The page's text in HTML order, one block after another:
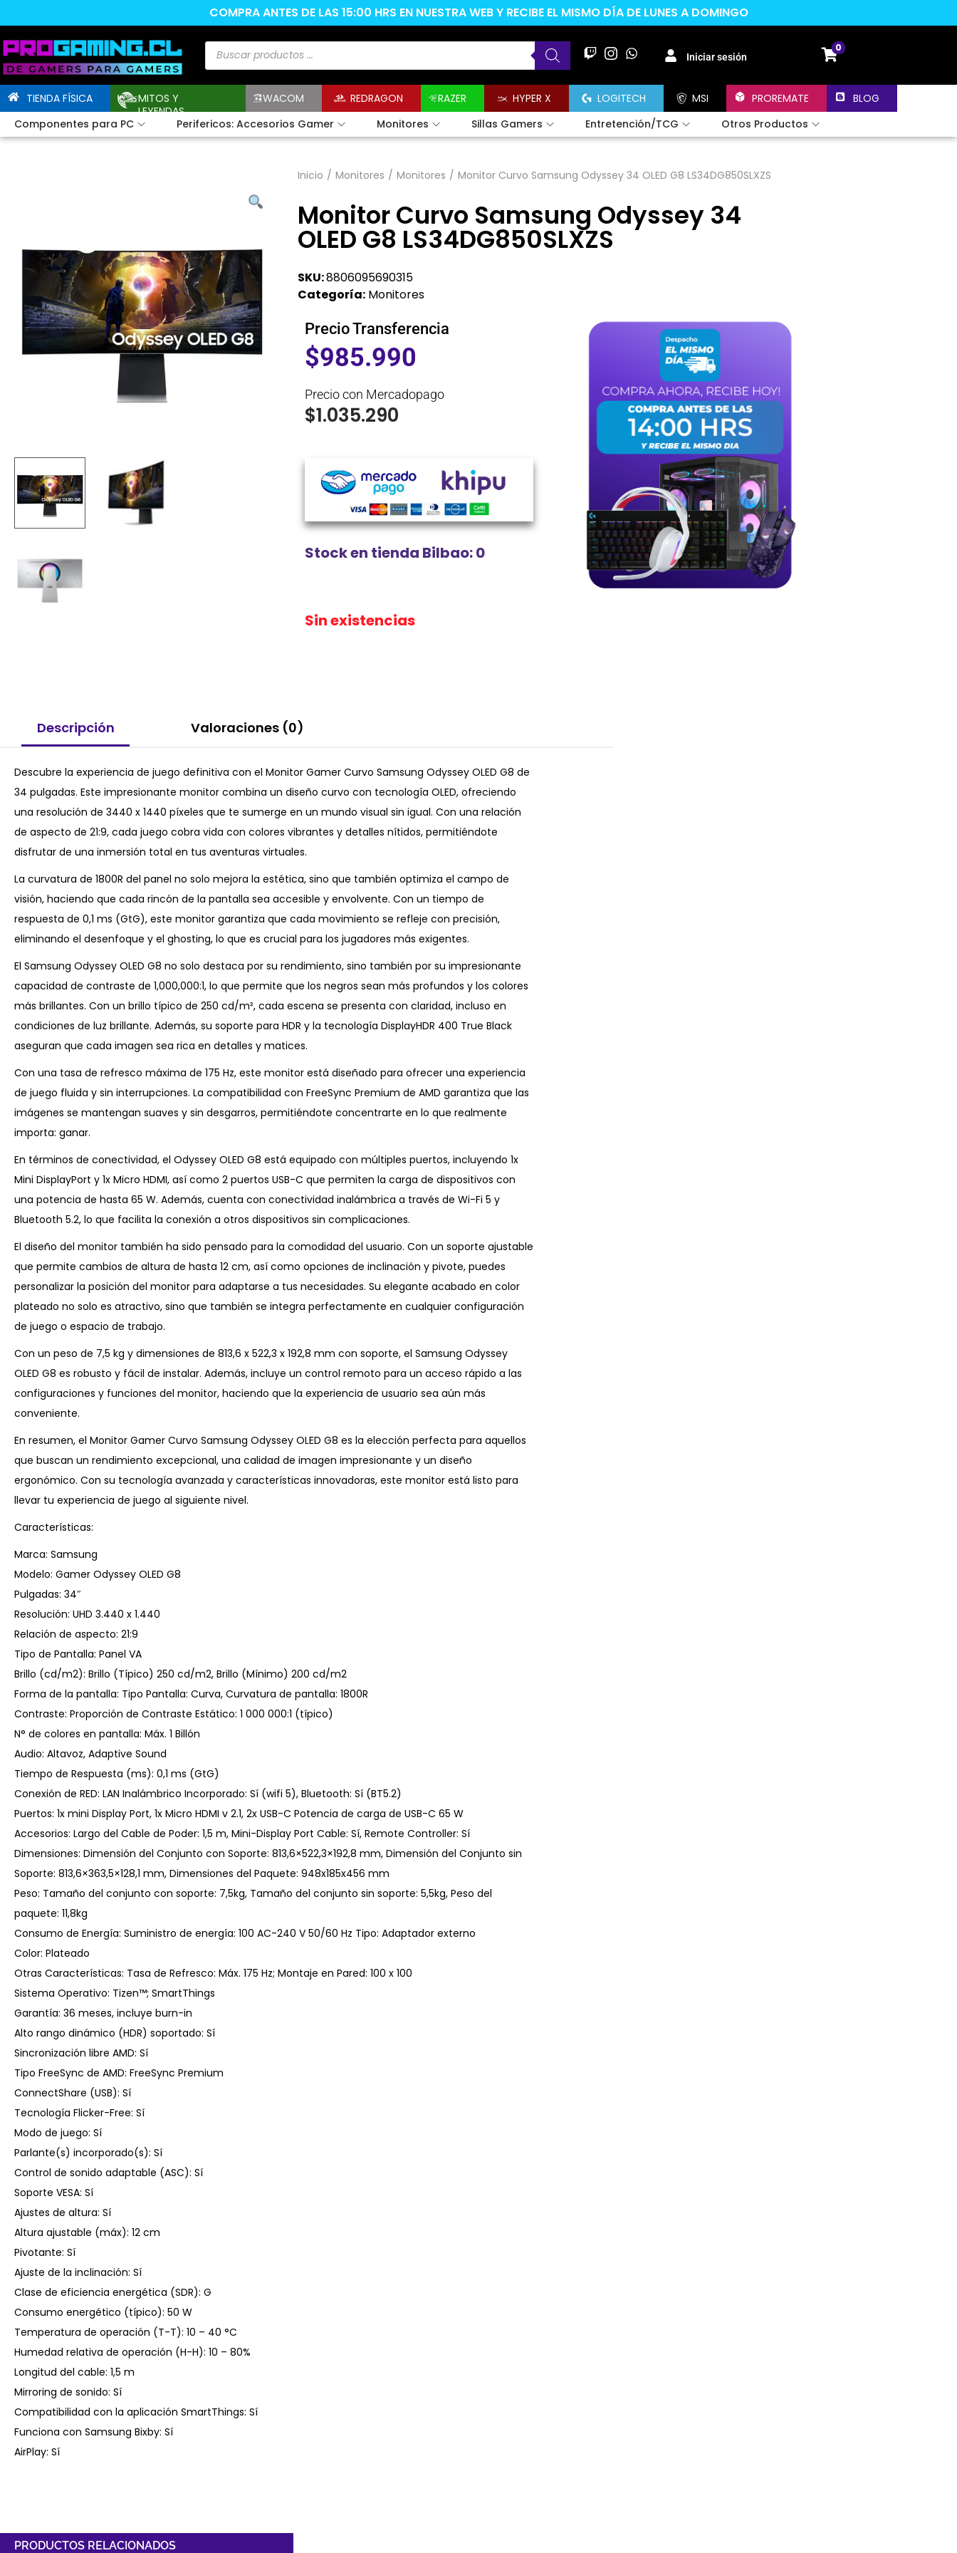
COMPRA ANTES DE LAS 15:00 HRS EN NUESTRA WEB Y RECIBE EL MISMO DÍA DE LUNES A DOMINGO
Iniciar sesión
0
TIENDA FÍSICA
MITOS Y
LEYENDAS
WACOM REDRAGON RAZER HYPER X LOGITECH MSI PROREMATE
BLOG
Componentes para PC
Perifericos: Accesorios Gamer Monitores Sillas Gamers Entretención/TCG Otros Productos
Inicio / Monitores / Monitores / Monitor Curvo Samsung Odyssey 34 OLED G8 LS34DG850SLXZS
Monitor Curvo Samsung Odyssey 34
OLED G8 LS34DG850SLXZS
SKU:8806095690315
Categoría: Monitores
Precio Transferencia
$985.990
Precio con Mercadopago
$1.035.290
Stock en tienda Bilbao: 0
Sin existencias
Descripción Valoraciones (0)
Descubre la experiencia de juego definitiva con el Monitor Gamer Curvo Samsung Odyssey OLED G8 de
34 pulgadas. Este impresionante monitor combina un diseño curvo con tecnología OLED, ofreciendo
una resolución de 3440 x 1440 píxeles que te sumerge en un mundo visual sin igual. Con una relación
de aspecto de 21:9, cada juego cobra vida con colores vibrantes y detalles nítidos, permitiéndote
disfrutar de una inmersión total en tus aventuras virtuales.
La curvatura de 1800R del panel no solo mejora la estética, sino que también optimiza el campo de
visión, haciendo que cada rincón de la pantalla sea accesible y envolvente. Con un tiempo de
respuesta de 0,1 ms (GtG), este monitor garantiza que cada movimiento se refleje con precisión,
eliminando el desenfoque y el ghosting, lo que es crucial para los jugadores más exigentes.
El Samsung Odyssey OLED G8 no solo destaca por su rendimiento, sino también por su impresionante
capacidad de contraste de 1,000,000:1, lo que permite que los negros sean más profundos y los colores
más brillantes. Con un brillo típico de 250 cd/m², cada escena se presenta con claridad, incluso en
condiciones de luz brillante. Además, su soporte para HDR y la tecnología DisplayHDR 400 True Black
aseguran que cada imagen sea rica en detalles y matices.
Con una tasa de refresco máxima de 175 Hz, este monitor está diseñado para ofrecer una experiencia
de juego fluida y sin interrupciones. La compatibilidad con FreeSync Premium de AMD garantiza que las
imágenes se mantengan suaves y sin desgarros, permitiéndote concentrarte en lo que realmente
importa: ganar.
En términos de conectividad, el Odyssey OLED G8 está equipado con múltiples puertos, incluyendo 1x
Mini DisplayPort y 1x Micro HDMI, así como 2 puertos USB-C que permiten la carga de dispositivos con
una potencia de hasta 65 W. Además, cuenta con conectividad inalámbrica a través de Wi-Fi 5 y
Bluetooth 5.2, lo que facilita la conexión a otros dispositivos sin complicaciones.
El diseño del monitor también ha sido pensado para la comodidad del usuario. Con un soporte ajustable
que permite cambios de altura de hasta 12 cm, así como opciones de inclinación y pivote, puedes
personalizar la posición del monitor para adaptarse a tus necesidades. Su elegante acabado en color
plateado no solo es atractivo, sino que también se integra perfectamente en cualquier configuración
de juego o espacio de trabajo.
Con un peso de 7,5 kg y dimensiones de 813,6 x 522,3 x 192,8 mm con soporte, el Samsung Odyssey
OLED G8 es robusto y fácil de instalar. Además, incluye un control remoto para un acceso rápido a las
configuraciones y funciones del monitor, haciendo que la experiencia de usuario sea aún más
conveniente.
En resumen, el Monitor Gamer Curvo Samsung Odyssey OLED G8 es la elección perfecta para aquellos
que buscan un rendimiento excepcional, una calidad de imagen impresionante y un diseño
ergonómico. Con su tecnología avanzada y características innovadoras, este monitor está listo para
llevar tu experiencia de juego al siguiente nivel.
Características:
Marca: Samsung
Modelo: Gamer Odyssey OLED G8
Pulgadas: 34″
Resolución: UHD 3.440 x 1.440
Relación de aspecto: 21:9
Tipo de Pantalla: Panel VA
Brillo (cd/m2): Brillo (Típico) 250 cd/m2, Brillo (Mínimo) 200 cd/m2
Forma de la pantalla: Tipo Pantalla: Curva, Curvatura de pantalla: 1800R
Contraste: Proporción de Contraste Estático: 1 000 000:1 (típico)
N° de colores en pantalla: Máx. 1 Billón
Audio: Altavoz, Adaptive Sound
Tiempo de Respuesta (ms): 0,1 ms (GtG)
Conexión de RED: LAN Inalámbrico Incorporado: Sí (wifi 5), Bluetooth: Sí (BT5.2)
Puertos: 1x mini Display Port, 1x Micro HDMI v 2.1, 2x USB-C Potencia de carga de USB-C 65 W
Accesorios: Largo del Cable de Poder: 1,5 m, Mini-Display Port Cable: Sí, Remote Controller: Sí
Dimensiones: Dimensión del Conjunto con Soporte: 813,6×522,3×192,8 mm, Dimensión del Conjunto sin
Soporte: 813,6×363,5×128,1 mm, Dimensiones del Paquete: 948x185x456 mm
Peso: Tamaño del conjunto con soporte: 7,5kg, Tamaño del conjunto sin soporte: 5,5kg, Peso del
paquete: 11,8kg
Consumo de Energía: Suministro de energía: 100 AC-240 V 50/60 Hz Tipo: Adaptador externo
Color: Plateado
Otras Características: Tasa de Refresco: Máx. 175 Hz; Montaje en Pared: 100 x 100
Sistema Operativo: Tizen™; SmartThings
Garantía: 36 meses, incluye burn-in
Alto rango dinámico (HDR) soportado: Sí
Sincronización libre AMD: Sí
Tipo FreeSync de AMD: FreeSync Premium
ConnectShare (USB): Sí
Tecnología Flicker-Free: Sí
Modo de juego: Sí
Parlante(s) incorporado(s): Sí
Control de sonido adaptable (ASC): Sí
Soporte VESA: Sí
Ajustes de altura: Sí
Altura ajustable (máx): 12 cm
Pivotante: Sí
Ajuste de la inclinación: Sí
Clase de eficiencia energética (SDR): G
Consumo energético (típico): 50 W
Temperatura de operación (T-T): 10 – 40 °C
Humedad relativa de operación (H-H): 10 – 80%
Longitud del cable: 1,5 m
Mirroring de sonido: Sí
Compatibilidad con la aplicación SmartThings: Sí
Funciona con Samsung Bixby: Sí
AirPlay: Sí
PRODUCTOS RELACIONADOS